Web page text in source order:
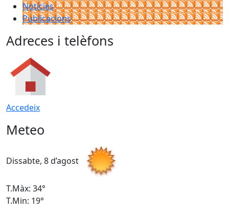
Notícies
Publicacions
Adreces i telèfons
Accedeix
Meteo
Dissabte, 8 d’agost
T.Màx: 34°
T.Min: 19°